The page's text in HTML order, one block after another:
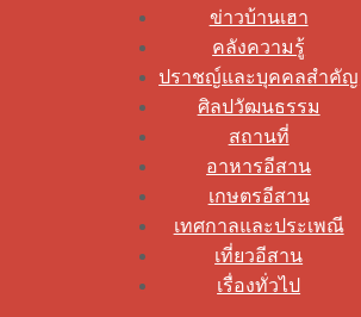
ข่าวบ้านเฮา
คลังความรู้
ปราชญ์และบุคคลสำคัญ
ศิลปวัฒนธรรม
สถานที่
อาหารอีสาน
เกษตรอีสาน
เทศกาลและประเพณี
เที่ยวอีสาน
เรื่องทั่วไป